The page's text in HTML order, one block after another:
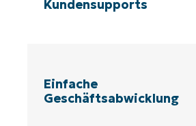
Kundensupports
Einfache
Geschäftsabwicklung